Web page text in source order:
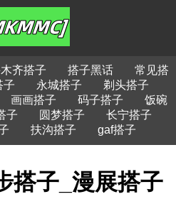
齐搭子 搭子黑话
常见搭
子 永城搭子
剃头搭子
画画搭子 码子搭子
饭碗
子 圆梦搭子
长宁搭子
扶沟搭子 gaf搭子
搭子_漫展搭子